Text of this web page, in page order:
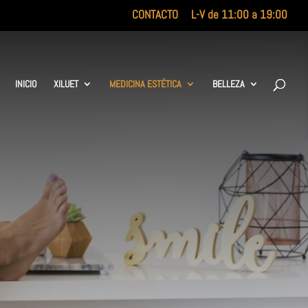
CONTACTO L-V de 11:00 a 19:00
INICIO XILUET MEDICINA ESTÉTICA BELLEZA